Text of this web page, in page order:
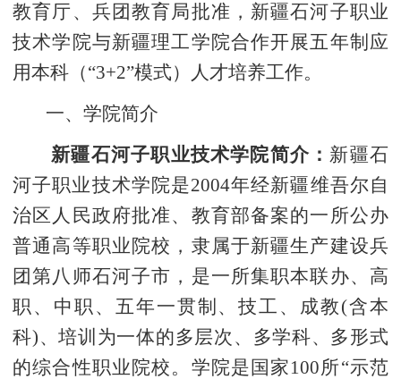
教育厅、兵团教育局批准，新疆石河子职业
技术学院与新疆理工学院合作开展五年制应
用本科（“3+2”模式）人才培养工作。
一、学院简介
新疆石河子职业技术学院简介： 新疆石
河子职业技术学院是2004年经新疆维吾尔自
治区人民政府批准、教育部备案的一所公办
普通高等职业院校，隶属于新疆生产建设兵
团第八师石河子市，是一所集职本联办、高
职、中职、五年一贯制、技工、成教(含本
科)、培训为一体的多层次、多学科、多形式
的综合性职业院校。学院是国家100所“示范